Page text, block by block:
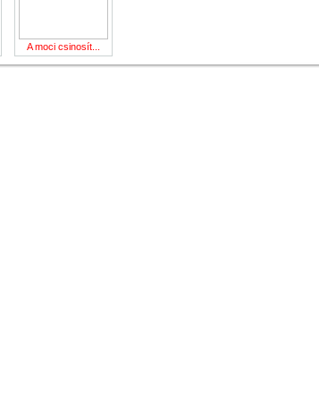
A moci csinosít...